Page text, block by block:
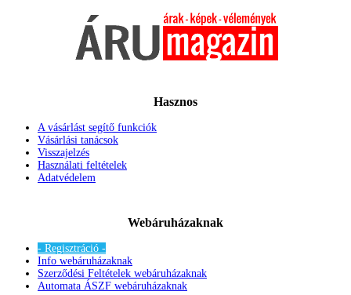
Hasznos
A vásárlást segítő funkciók
Vásárlási tanácsok
Visszajelzés
Használati feltételek
Adatvédelem
Webáruházaknak
- Regisztráció -
Info webáruházaknak
Szerződési Feltételek webáruházaknak
Automata ÁSZF webáruházaknak